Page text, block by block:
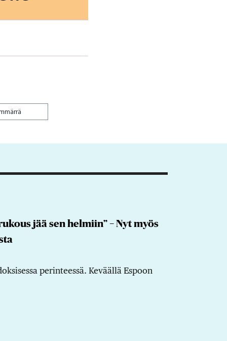
jää sen helmiin” − Nyt myös
perinteessä. Keväällä Espoon